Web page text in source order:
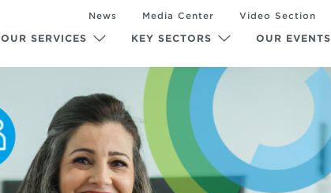
OUR SERVICES KEY SECTORS OUR EVENTS
News Media Center Video Section